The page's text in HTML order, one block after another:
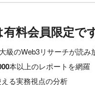
料会員限定で
級のWeb3リサーチが読み
本以上のレポートを網羅
る実務視点の分析